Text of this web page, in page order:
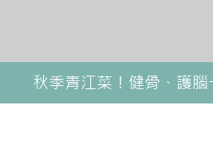
秋季青江菜！健骨、護腦